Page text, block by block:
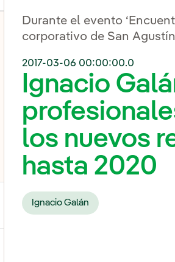
submenu de Nossas vozes
Durante el evento
corporativo de San
2017-03-06 00:00:00.0
Ignacio
los nuevos
hasta 2020
Ignacio Galán